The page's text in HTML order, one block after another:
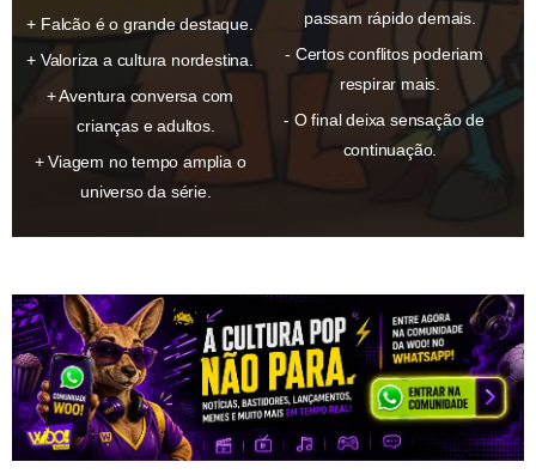
Falcão é o grande destaque.
Valoriza a cultura nordestina.
Aventura conversa com
crianças e adultos.
Viagem no tempo amplia o
universo da série.
passam rápido demais.
Certos conflitos poderiam
respirar mais.
O final deixa sensação de
continuação.